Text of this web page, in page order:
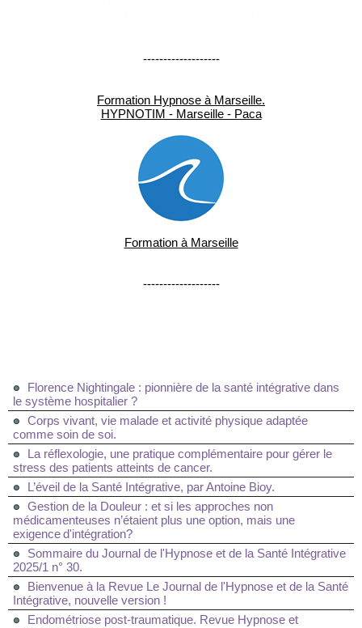
-------------------
Formation Hypnose à Marseille.
HYPNOTIM - Marseille - Paca
Formation à Marseille
-------------------
Florence Nightingale : pionnière de la santé intégrative dans
le système hospitalier ?
Corps vivant, vie malade et activité physique adaptée
comme soin de soi.
La réflexologie, une pratique complémentaire pour gérer le
stress des patients atteints de cancer.
L’éveil de la Santé Intégrative, par Antoine Bioy.
Gestion de la Douleur : et si les approches non
médicamenteuses n’étaient plus une option, mais une
exigence d'intégration?
Sommaire du Journal de l'Hypnose et de la Santé Intégrative
2025/1 n° 30.
Bienvenue à la Revue Le Journal de l'Hypnose et de la Santé
Intégrative, nouvelle version !
Endométriose post-traumatique. Revue Hypnose et